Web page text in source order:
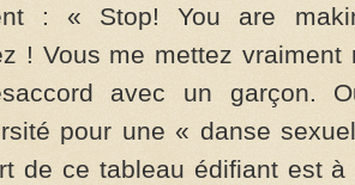
: « Stop! You are
! Vous me mettez vraiment
avec un garçon.
pour une « danse
de ce tableau édifiant est